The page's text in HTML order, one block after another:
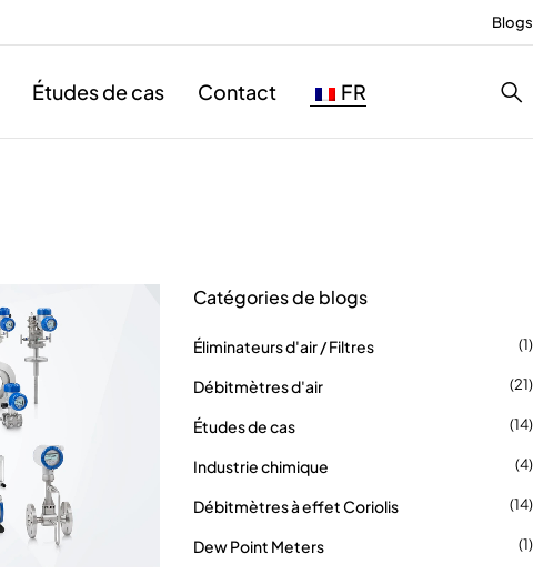
Blogs
Études de cas Contact FR
Catégories de blogs
Éliminateurs d'air / Filtres (1)
Débitmètres d'air (21)
Études de cas (14)
Industrie chimique (4)
Débitmètres à effet Coriolis (14)
Dew Point Meters (1)